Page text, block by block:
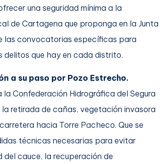
una seguridad mínima a la
de Cartagena que proponga en la Junta
las convocatorias específicas para
delitos que hay en cada distrito.
a su paso por Pozo Estrecho.
Confederación Hidrográfica del Segura
retirada de cañas, vegetación invasora
hacia Torre Pacheco. Que se
técnicas necesarias para evitar
cauce, la recuperación de